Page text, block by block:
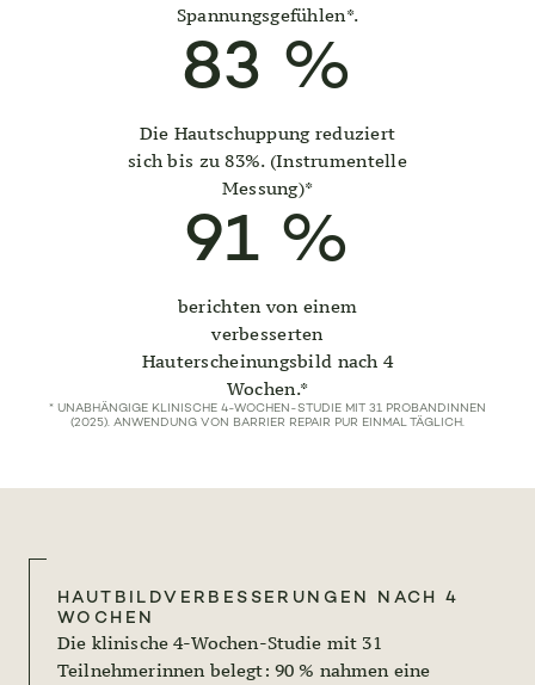
Spannungsgefühlen*.
83 %
Die Hautschuppung reduziert
sich bis zu 83%. (Instrumentelle
Messung)*
91 %
berichten von einem
verbesserten
Hauterscheinungsbild nach 4
Wochen.*
* UNABHÄNGIGE KLINISCHE 4-WOCHEN-STUDIE MIT 31 PROBANDINNEN
(2025). ANWENDUNG VON BARRIER REPAIR PUR EINMAL TÄGLICH.
HAUTBILDVERBESSERUNGEN NACH 4
WOCHEN
Die klinische 4-Wochen-Studie mit 31
Teilnehmerinnen belegt: 90 % nahmen eine